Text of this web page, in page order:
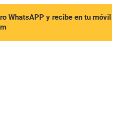
WhatsAPP y recibe en tu móvil